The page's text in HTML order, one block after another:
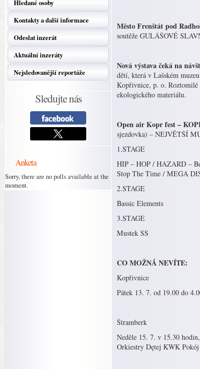
Hledané osoby
Kontakty a další informace
Odeslat inzerát
Aktuální inzeráty
Nejsledovanější reportáže
Sledujte nás
Anketa
Sorry, there are no polls available at the
moment.
Město Frenštát pod
soutěže GULÁŠOVÉ
Nová výstava čeká na
dětí, která v Lašském
Kopřivnice, p. o. Roztomilé
ekologického materiálu.
Open air Kopr fest –
sjezdovka) – NEJVĚTŠÍ
1.STAGE
HIP – HOP / HAZARD –
Stop The Time / MEGA
2.STAGE
Bassic Elements
3.STAGE
Mustek SS
CO MOŽNÁ NEVÍTE:
Kopřivnice
Pátek 13. 7. od 19.00 do
Štramberk
Neděle 15. 7. v 15.30
Orkiestry Dętej KWK Pokój